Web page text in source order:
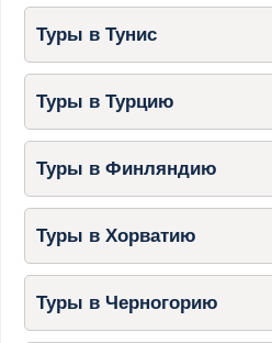
Туры в Тунис
Туры в Турцию
Туры в Финляндию
Туры в Хорватию
Туры в Черногорию